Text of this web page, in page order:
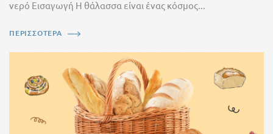
νερό Εισαγωγή Η θάλασσα είναι ένας κόσμος...
ΠΕΡΙΣΣΟΤΕΡΑ